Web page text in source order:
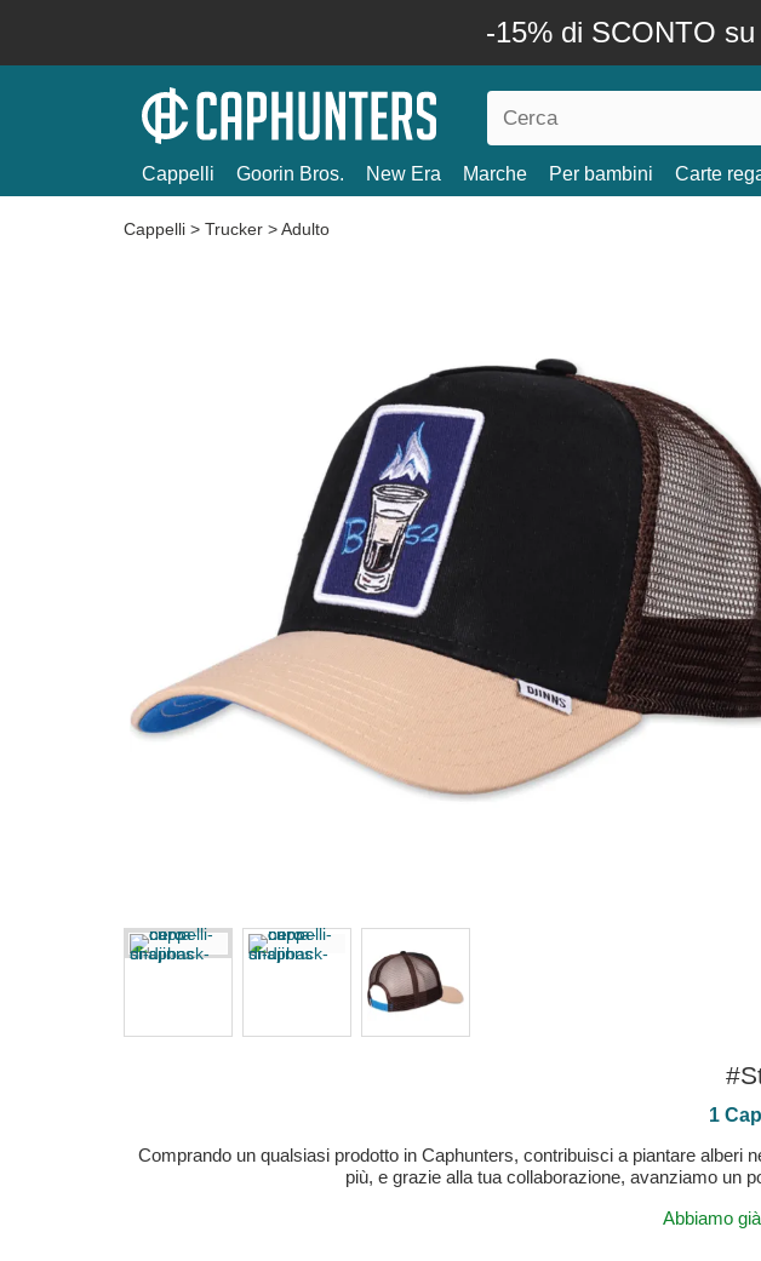
-15% di SCONTO
Cappelli Goorin Bros. New Era Marche Per bambini Carte
Cappelli > Trucker >Adulto
1
Comprando un qualsiasi prodotto in Caphunters, contribuisci a piantare alberi
più, e grazie alla tua collaborazione, avanziamo un
Abbiamo